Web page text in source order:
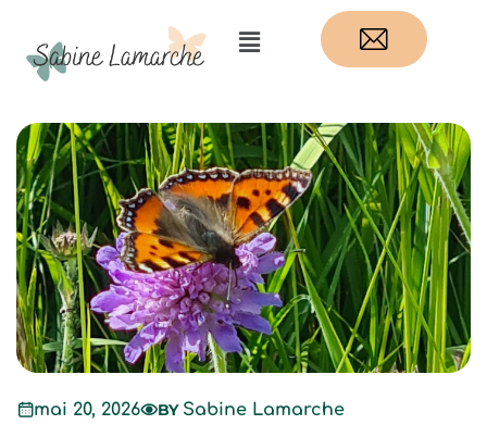
mai 20, 2026 BY Sabine Lamarche